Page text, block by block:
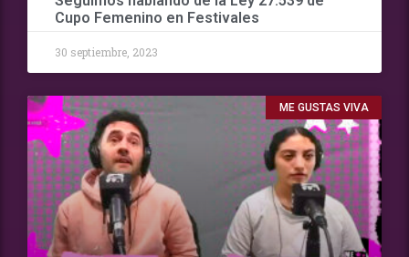
Cupo Femenino en Festivales
30 septiembre, 2023
ME GUSTAS VIVA